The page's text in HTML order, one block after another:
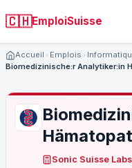
🇨🇭EmploiSuisse
Accueil Emplois
Biomedizinische:r Analytiker:in
Sonic Suisse